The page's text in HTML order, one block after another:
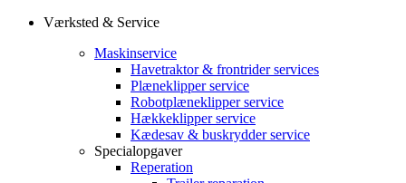
Værksted & Service
Maskinservice
Havetraktor & frontrider services
Plæneklipper service
Robotplæneklipper service
Hækkeklipper service
Kædesav & buskrydder service
Specialopgaver
Reperation